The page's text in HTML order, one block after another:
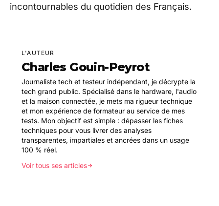
incontournables du quotidien des Français.
L'AUTEUR
Charles Gouin-Peyrot
Journaliste tech et testeur indépendant, je décrypte la
tech grand public. Spécialisé dans le hardware, l'audio
et la maison connectée, je mets ma rigueur technique
et mon expérience de formateur au service de mes
tests. Mon objectif est simple : dépasser les fiches
techniques pour vous livrer des analyses
transparentes, impartiales et ancrées dans un usage
100 % réel.
Voir tous ses articles